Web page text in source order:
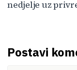
nedjelje uz
Postavi